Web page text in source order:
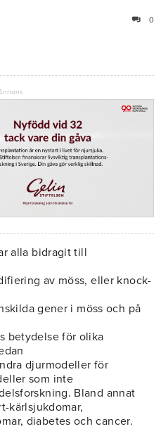
0
alla bidragit till
av möss, eller knock-
gener i möss och på
betydelse för olika
djurmodeller för
som inte
Bland annat
kärlsjukdomar,
diabetes och cancer.